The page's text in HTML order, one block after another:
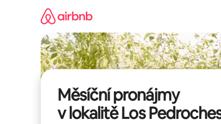
Měsíční pronájmy
v lokalitě Los